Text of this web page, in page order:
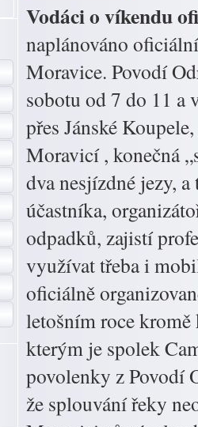
Vodáci o víkendu
naplánováno
Moravice. Povodí
sobotu od 7 do 11
přes Jánské
Moravicí , konečná
dva nesjízdné jezy,
účastníka,
odpadků, zajistí
využívat třeba i
oficiálně
letošním roce kromě
kterým je spolek
povolenky z Povodí
že splouvání řeky